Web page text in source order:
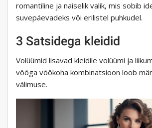
romantiline ja naiselik valik, mis sobib
suvepäevadeks või erilistel puhkudel.
3 Satsidega kleidid
Volüümid lisavad kleidile volüümi ja
vööga vöökoha kombinatsioon loob
välimuse.